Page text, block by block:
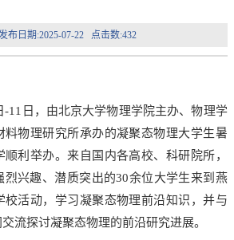
布日期:2025-07-22 点击数:432
-11日，由北京大学物理学院主办、物理学
料物理研究所承办的凝聚态物理大学生暑
利举办。来自国内各高校、科研院所，
烈兴趣、潜质突出的30余位大学生来到燕
校活动，学习凝聚态物理前沿知识，并与
流探讨凝聚态物理的前沿研究进展。